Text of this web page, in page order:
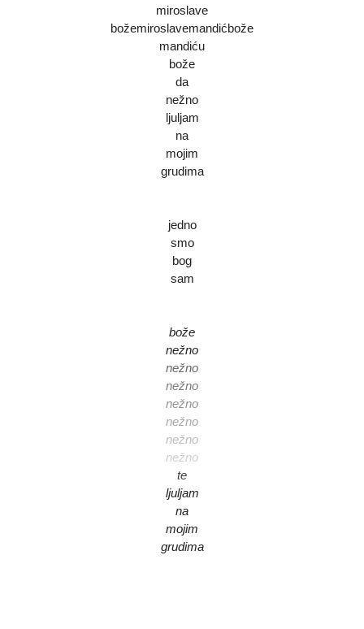
miroslave
božemiroslavemandićbože
mandiću
bože
da
nežno
ljuljam
na
mojim
grudima
jedno
smo
bog
sam
bože
nežno
nežno
nežno
nežno
nežno
nežno
nežno
te
ljuljam
na
mojim
grudima